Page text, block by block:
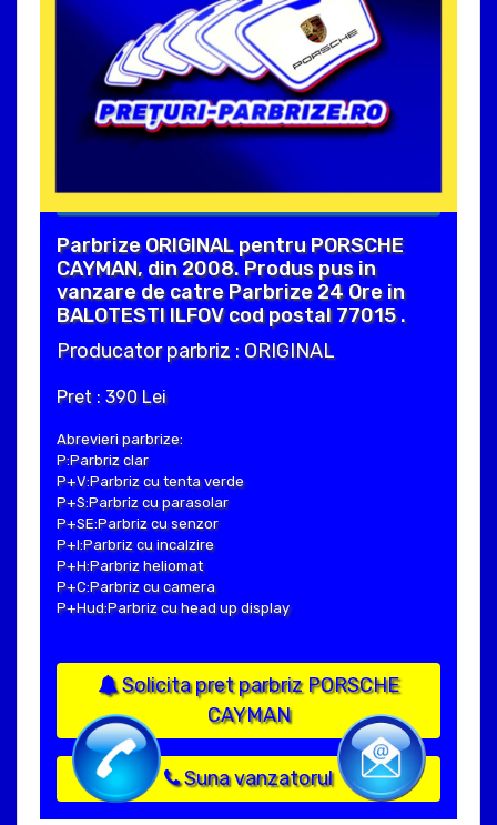
Parbrize ORIGINAL pentru PORSCHE
CAYMAN, din 2008. Produs pus in
vanzare de catre Parbrize 24 Ore in
BALOTESTI ILFOV cod postal 77015 .
Producator parbriz : ORIGINAL
Pret : 390 Lei
Abrevieri parbrize:
P:Parbriz clar
P+V:Parbriz cu tenta verde
P+S:Parbriz cu parasolar
P+SE:Parbriz cu senzor
P+I:Parbriz cu incalzire
P+H:Parbriz heliomat
P+C:Parbriz cu camera
P+Hud:Parbriz cu head up display
Solicita pret parbriz PORSCHE
CAYMAN
Suna vanzatorul